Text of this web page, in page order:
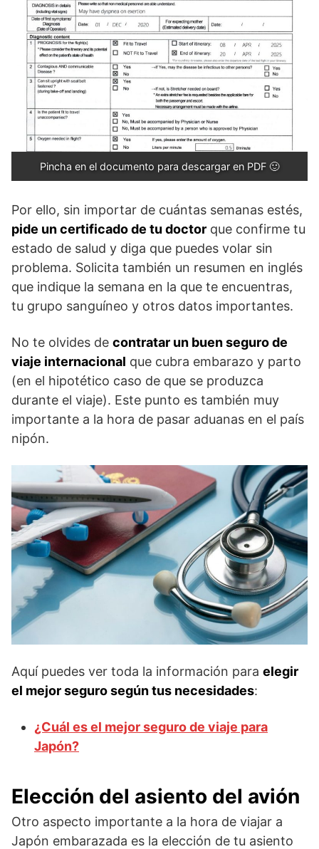
Pincha en el documento para descargar en PDF 🙂
Por ello, sin importar de cuántas semanas estés,
pide un certificado de tu doctor que confirme tu
estado de salud y diga que puedes volar sin
problema. Solicita también un resumen en inglés
que indique la semana en la que te encuentras,
tu grupo sanguíneo y otros datos importantes.
No te olvides de contratar un buen seguro de
viaje internacional que cubra embarazo y parto
(en el hipotético caso de que se produzca
durante el viaje). Este punto es también muy
importante a la hora de pasar aduanas en el país
nipón.
Aquí puedes ver toda la información para elegir
el mejor seguro según tus necesidades:
¿Cuál es el mejor seguro de viaje para
Japón?
Elección del asiento del avión
Otro aspecto importante a la hora de viajar a
Japón embarazada es la elección de tu asiento